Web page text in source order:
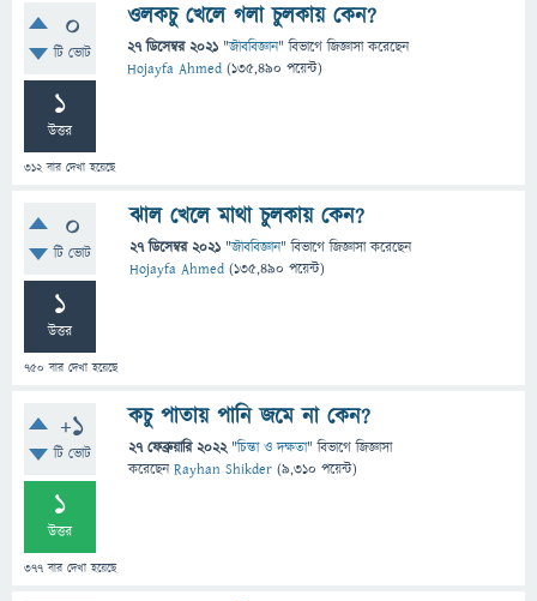
0
টি ভোট
1
উত্তর
312বার দেখা হয়েছে
ওলকচু খেলে গলা চুলকায় কেন?
27 ডিসেম্বর 2021 "জীববিজ্ঞান" বিভাগে জিজ্ঞাসাকরেছেন
Hojayfa Ahmed (135,490 পয়েন্ট)
0
টি ভোট
1
উত্তর
750 বার দেখা হয়েছে
ঝাল খেলে মাথা চুলকায় কেন?
27 ডিসেম্বর 2021 "জীববিজ্ঞান" বিভাগে জিজ্ঞাসাকরেছেন
Hojayfa Ahmed (135,490 পয়েন্ট)
+1
টি ভোট
1
উত্তর
377 বার দেখা হয়েছে
কচু পাতায় পানি জমে না কেন?
27 ফেব্রুয়ারি 2022 "চিন্তা ও দক্ষতা" বিভাগে জিজ্ঞাসা
করেছেনRayhan Shikder (9,310 পয়েন্ট)